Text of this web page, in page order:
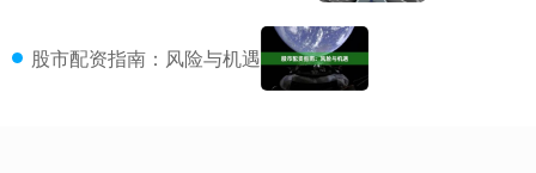
股市配资指南：风险与机遇